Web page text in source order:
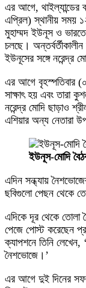
এর আগে, থাইল্যান্ডের
এপ্রিল) স্থানীয় সময়
মুহাম্মদ ইউনূস ও
চলছে।
ইউনূসের সঙ্গে নরেন্দ্র
এর আগে বৃহস্পতিবার
সাক্ষাৎ হয় এবং তারা
নরেন্দ্র মোদি ছাড়াও
এশিয়ার অন্য নেতারা
ইউনূস-মোদি
এদিন সন্ধ্যায়
ছবিগুলো পেছন থেকে
এদিকে দূর থেকে তোলা
পেজে পোস্ট করেছেন
ক্যাপশনে তিনি লেখেন,
নৈশভোজে।’
এর আগে দুই দিনের